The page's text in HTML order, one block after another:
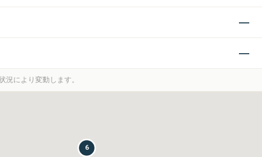
—
—
により変動します。
6